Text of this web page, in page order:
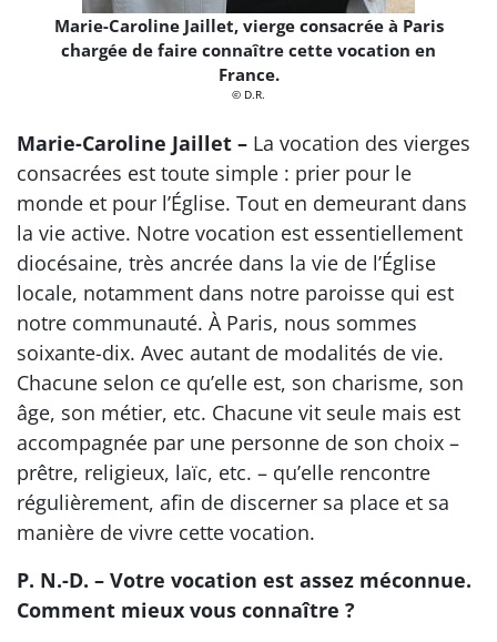
Marie-Caroline Jaillet, vierge consacrée à Paris
chargée de faire connaître cette vocation en
France.
© D.R.
Marie-Caroline Jaillet – La vocation des vierges
consacrées est toute simple : prier pour le
monde et pour l’Église. Tout en demeurant dans
la vie active. Notre vocation est essentiellement
diocésaine, très ancrée dans la vie de l’Église
locale, notamment dans notre paroisse qui est
notre communauté. À Paris, nous sommes
soixante-dix. Avec autant de modalités de vie.
Chacune selon ce qu’elle est, son charisme, son
âge, son métier, etc. Chacune vit seule mais est
accompagnée par une personne de son choix –
prêtre, religieux, laïc, etc. – qu’elle rencontre
régulièrement, afin de discerner sa place et sa
manière de vivre cette vocation.
P. N.-D. – Votre vocation est assez méconnue.
Comment mieux vous connaître ?